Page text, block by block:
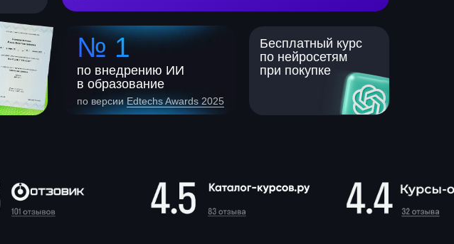
по внедрению ИИ
в образование
№ 1
по версииEdtechs Awards 2025
Бесплатный курс
по нейросетям
при покупке